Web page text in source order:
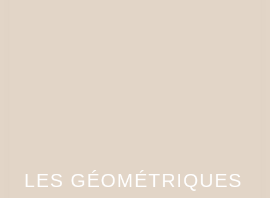
LES GÉOMÉTRIQUES